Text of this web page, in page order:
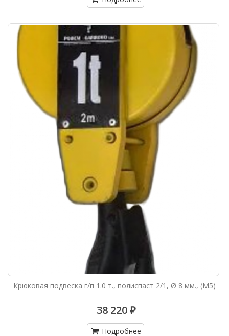
Крюковая подвеска г/п 1.0 т., полиспаст 2/1, Ø 8 мм., (М5)
38 220 ₽
Подробнее